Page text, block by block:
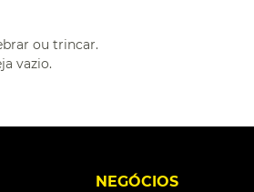
ou trincar.
vazio.
NEGÓCIOS